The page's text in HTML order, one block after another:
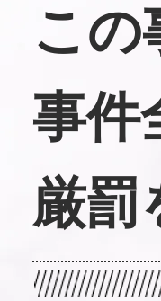
この
事件
厳罰